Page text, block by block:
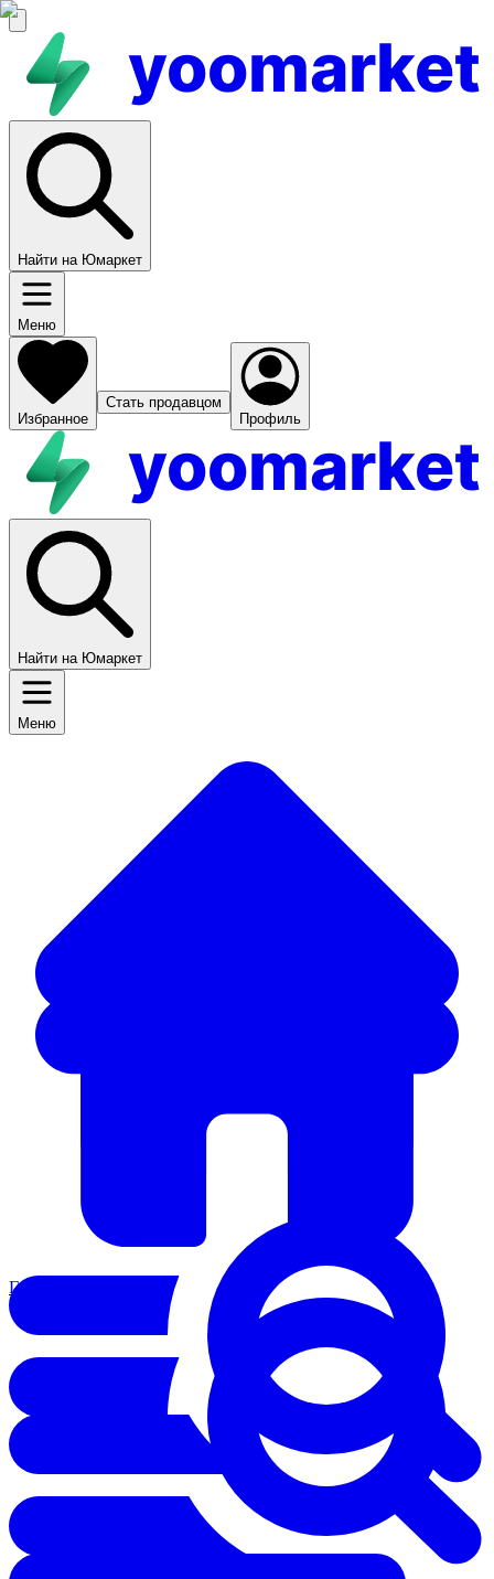
yoomarket
Найти на Юмаркет
Меню
Избранное
Стать продавцом
Профиль
yoomarket
Найти на Юмаркет
Меню
Главная